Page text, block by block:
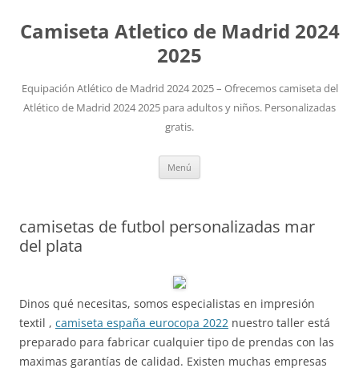
Camiseta Atletico de Madrid 2024
2025
Equipación Atlético de Madrid 2024 2025 – Ofrecemos camiseta del
Atlético de Madrid 2024 2025 para adultos y niños. Personalizadas
gratis.
Menú
camisetas de futbol personalizadas mar
del plata
Dinos qué necesitas, somos especialistas en impresión
textil , camiseta españa eurocopa 2022 nuestro taller está
preparado para fabricar cualquier tipo de prendas con las
maximas garantías de calidad. Existen muchas empresas